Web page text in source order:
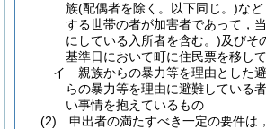
族(配偶者を除く。以下同じ。)な
する世帯の者が加害者であって，
にしている入所者を含む。)及びそ
基準日において町に住民票を移し
イ 親族からの暴力等を理由とした
らの暴力等を理由に避難している
い事情を抱えているもの
(2) 申出者の満たすべき一定の要件は